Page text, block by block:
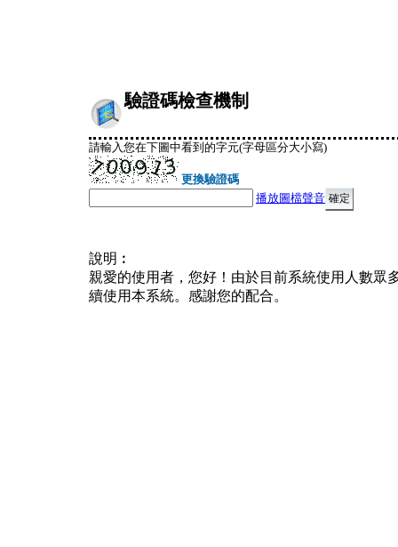
驗證碼檢查機制
請輸入您在下圖中看到的字元(字母區分大小寫)
更換驗證碼
播放圖檔聲音
說明︰
親愛的使用者，您好！由於目前系統使用人數眾
續使用本系統。感謝您的配合。